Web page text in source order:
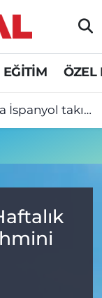
EĞİTİM ÖZEL
takımına yenildi